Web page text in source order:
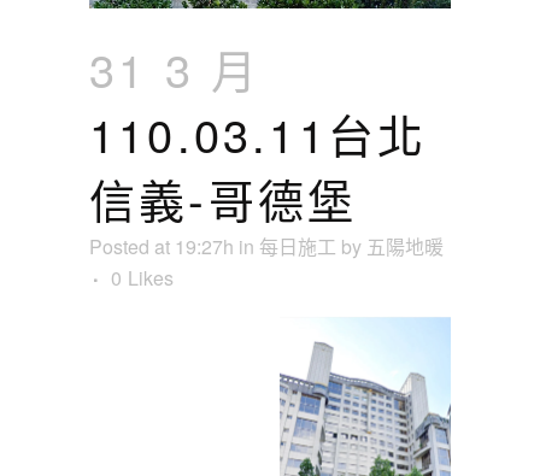
31 3 月
110.03.11台北
信義-哥德堡
Posted at 19:27h in 每日施工 by 五陽地暖
0 Likes